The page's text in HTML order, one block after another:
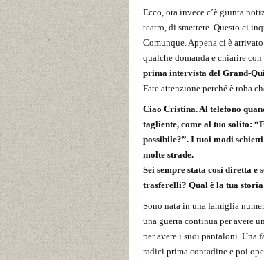
Ecco, ora invece c’è giunta
teatro, di smettere. Questo ci
Comunque. Appena ci è
qualche domanda e chiarire
prima intervista del Grand-
Fate attenzione perché è roba
Ciao Cristina. Al telefono
tagliente, come al tuo solito:
possibile?”. I tuoi modi
molte strade.
Sei sempre stata così diretta e
trasferelli? Qual è la tua
Sono nata in una famiglia
una guerra continua per avere
per avere i suoi pantaloni. Una
radici prima contadine e poi